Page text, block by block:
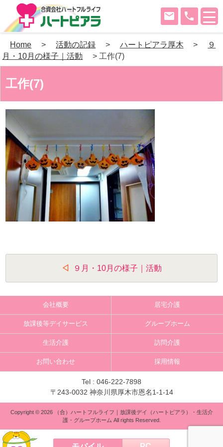
Skip
to
phone
mail
Home > 活動の記録 > ハートピアラ厚木 >
９
月・10月の様子｜活動
> 工作(7)
工作(7)
稿
ナ
ビ
ゲ
ン
９月・10月の様子｜活動
会社概要 居宅介護
放課後等デイサービス グループホーム
生活介護 訪問介護
お問い合わせ 採用情報
Tel : 046-222-7898
〒243-0032 神奈川県厚木市恩名1-1-14
Copyright © 2026 （合）ハートフルライフ｜放課後デイ（ハートピアラ）・生活介
護・グループホーム All rights Reserved.